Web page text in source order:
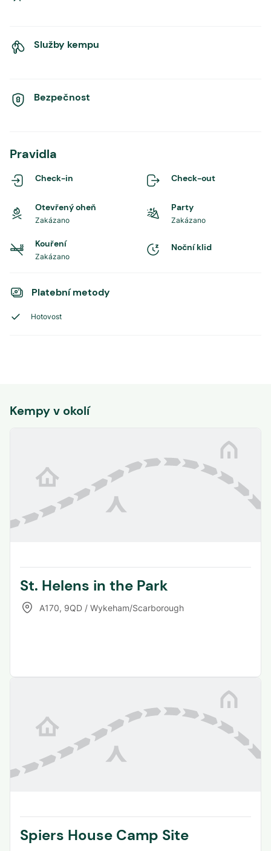
Služby kempu
Bezpečnost
Pravidla
Check-in Check-out
Otevřený oheň
Zakázano
Party
Zakázano
Kouření
Zakázano
Noční klid
Platební metody
Hotovost
Kempy v okolí
St. Helens in the Park
A170, 9QD / Wykeham/Scarborough
Spiers House Camp Site